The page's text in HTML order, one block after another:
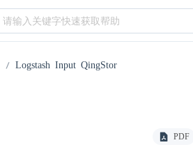
Logstash Input QingStor
PDF